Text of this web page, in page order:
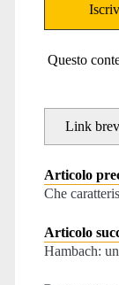
Questo
Link
Articolo
Che
Articolo
Hambach: